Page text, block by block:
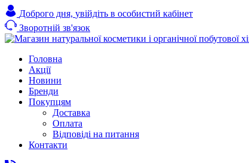
Доброго дня, увійдіть в особистий кабінет
Зворотній зв'язок
Головна
Акції
Новини
Бренди
Покупцям
Доставка
Оплата
Відповіді на питання
Контакти